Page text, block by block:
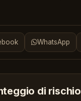
WhatsApp
di rischio